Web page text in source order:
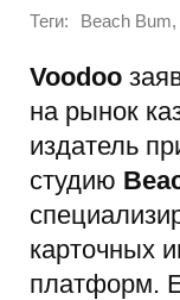
Теги: Beach Bum,
Voodoo
на рынок
издатель
студию
карточных
платформ.